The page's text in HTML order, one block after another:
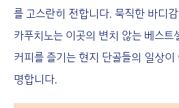
를 고스란히 전합니다. 묵직한 바디
카푸치노는 이곳의 변치 않는 베스
커피를 즐기는 현지 단골들의 일상
명합니다.